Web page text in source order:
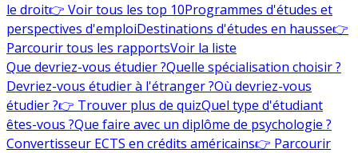
le droit👉 Voir tous les top 10Programmes d'études et
perspectives d'emploiDestinations d'études en hausse👉
Parcourir tous les rapportsVoir la liste
Que devriez-vous étudier ?Quelle spécialisation choisir ?
Devriez-vous étudier à l'étranger ?Où devriez-vous
étudier ?👉 Trouver plus de quizQuel type d'étudiant
êtes-vous ?Que faire avec un diplôme de psychologie ?
Convertisseur ECTS en crédits américains👉 Parcourir